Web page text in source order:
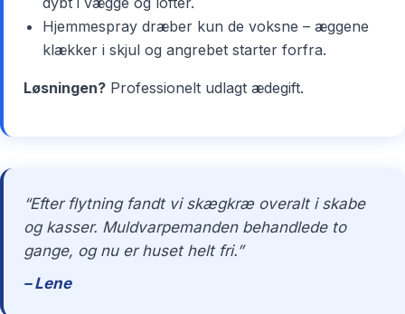
Hjemmespray dræber kun de voksne – æggene
klækker i skjul og angrebet starter forfra.
Løsningen? Professionelt udlagt ædegift.
“Efter flytning fandt vi skægkræ overalt i skabe
og kasser. Muldvarpemanden behandlede to
gange, og nu er huset helt fri.”
– Lene